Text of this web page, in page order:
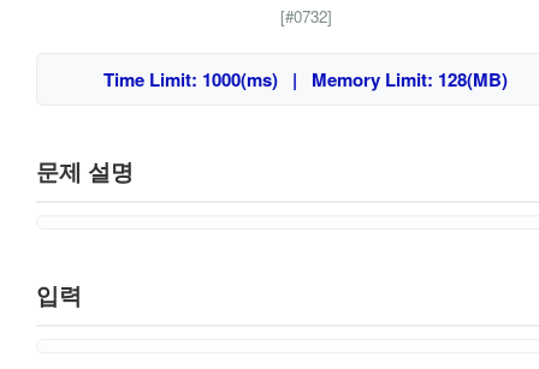
[#0732]
Time Limit: 1000(ms) | Memory Limit: 128(MB)
문제 설명
입력